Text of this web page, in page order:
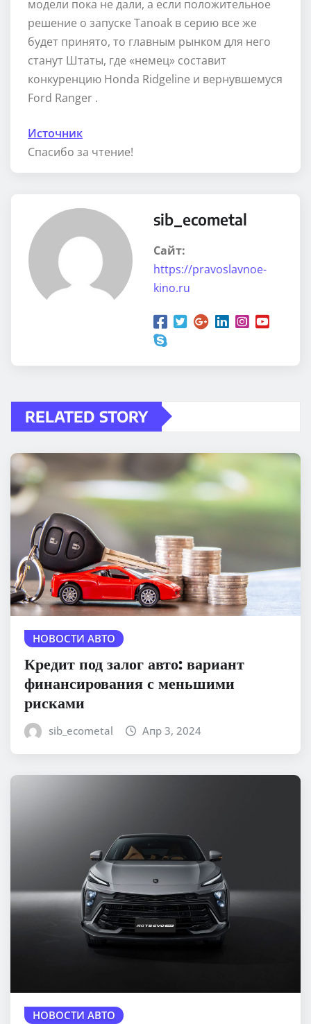
модели пока не дали, а если положительное
решение о запуске Tanoak в серию все же
будет принято, то главным рынком для него
станут Штаты, где «немец» составит
конкуренцию Honda Ridgeline и вернувшемуся
Ford Ranger .
Источник
Спасибо за чтение!
sib_ecometal
Сайт:
https://pravoslavnoe-
kino.ru
RELATED STORY
НОВОСТИ АВТО
Кредит под залог авто: вариант
финансирования с меньшими
рисками
sib_ecometal Апр 3, 2024
НОВОСТИ АВТО